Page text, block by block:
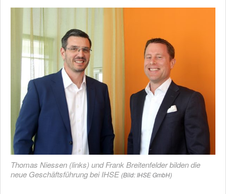
Thomas Niessen (links) und Frank Breitenfelder bilden die
neue Geschäftsführung bei IHSE (Bild: IHSE GmbH)